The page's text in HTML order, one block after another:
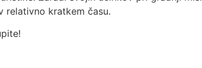
relativno kratkem času.